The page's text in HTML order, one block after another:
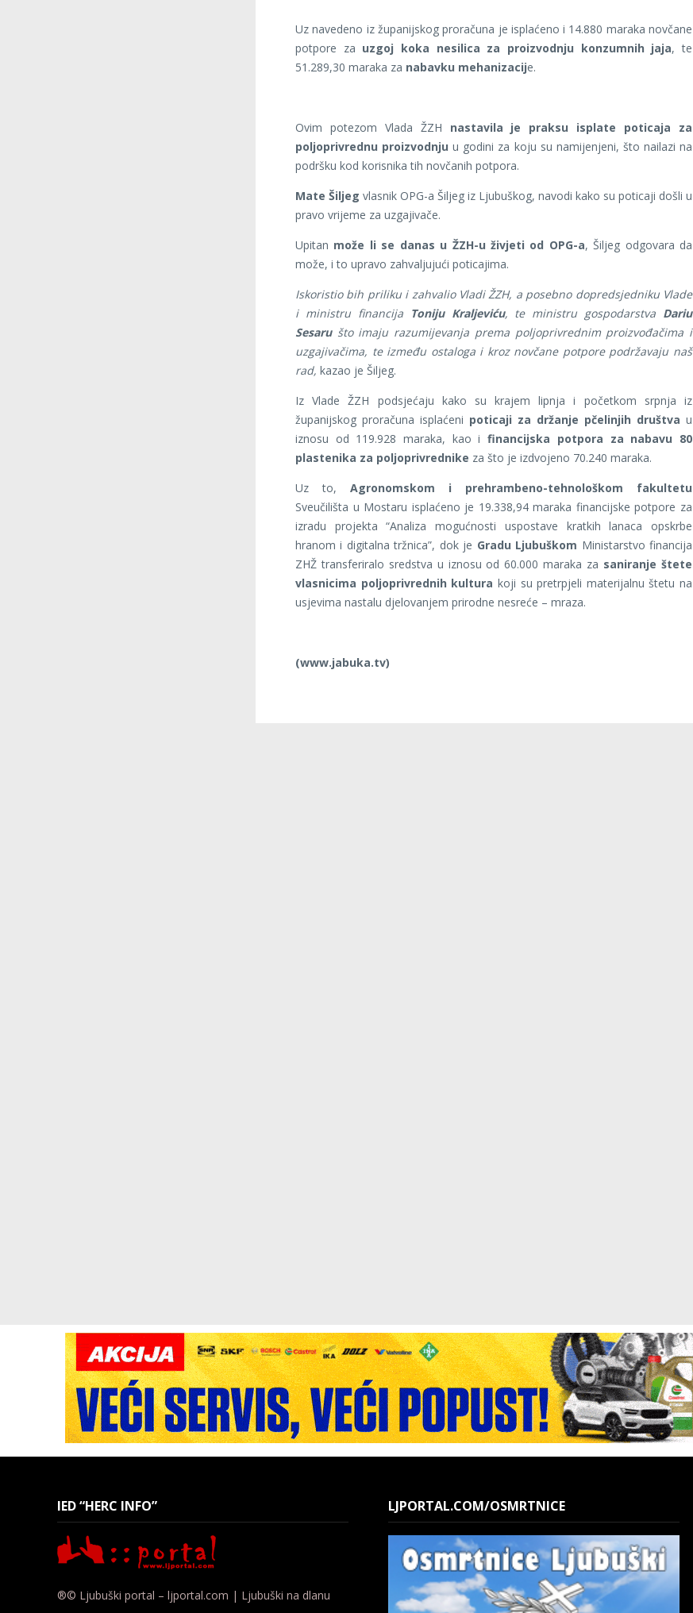
Uz navedeno iz županijskog proračuna je isplaćeno i 14.880 maraka novčane
potpore za uzgoj koka nesilica za proizvodnju konzumnih jaja, te
51.289,30 maraka za nabavku mehanizacije.
Ovim potezom Vlada ŽZH nastavila je praksu isplate poticaja za
poljoprivrednu proizvodnju u godini za koju su namijenjeni, što nailazi na
podršku kod korisnika tih novčanih potpora.
Mate Šiljeg vlasnik OPG-a Šiljeg iz Ljubuškog, navodi kako su poticaji došli u
pravo vrijeme za uzgajivače.
Upitan može li se danas u ŽZH-u živjeti od OPG-a, Šiljeg odgovara da
može, i to upravo zahvaljujući poticajima.
Iskoristio bih priliku i zahvalio Vladi ŽZH, a posebno dopredsjedniku Vlade
i ministru financija Toniju Kraljeviću, te ministru gospodarstva Dariu
Sesarušto imaju razumijevanja prema poljoprivrednim proizvođačima i
uzgajivačima, te između ostaloga i kroz novčane potpore podržavaju naš
rad, kazao je Šiljeg.
Iz Vlade ŽZH podsjećaju kako su krajem lipnja i početkom srpnja iz
županijskog proračuna isplaćeni poticaji za držanje pčelinjih društva u
iznosu od 119.928 maraka, kao ifinancijska potpora za nabavu 80
plastenika za poljoprivrednike za što je izdvojeno 70.240 maraka.
Uz to, Agronomskom i prehrambeno-tehnološkom fakultetu
Sveučilišta u Mostaru isplaćeno je 19.338,94 maraka financijske potpore za
izradu projekta “Analiza mogućnosti uspostave kratkih lanaca opskrbe
hranom i digitalna tržnica”, dok je Gradu Ljubuškom Ministarstvo financija
ZHŽ transferiralo sredstva u iznosu od 60.000 maraka za saniranje štete
vlasnicima poljoprivrednih kultura koji su pretrpjeli materijalnu štetu na
usjevima nastalu djelovanjem prirodne nesreće – mraza.
(www.jabuka.tv)
IED “HERC INFO”
®© Ljubuški portal – ljportal.com | Ljubuški na dlanu
LJPORTAL.COM/OSMRTNICE